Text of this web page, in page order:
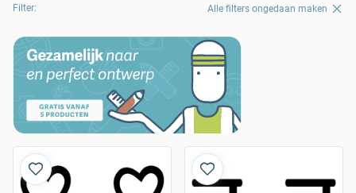
Filter: Alle filters ongedaan maken